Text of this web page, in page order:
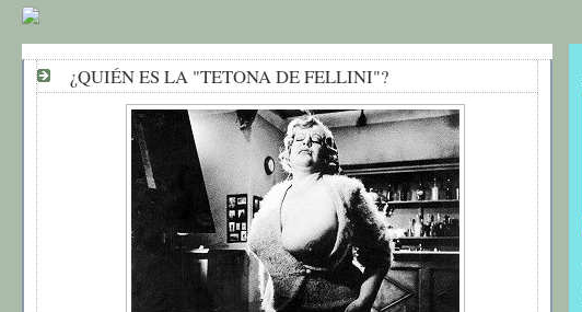
¿QUIÉN ES LA "TETONA DE FELLINI"?